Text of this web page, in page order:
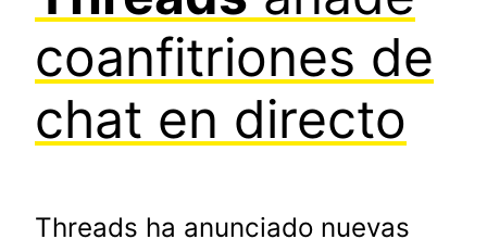
coanfitriones de
chat en directo
Threads ha anunciado nuevas